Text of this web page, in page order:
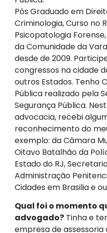
Pós Graduado em
Criminologia, Curso no
Psicopatologia
da Comunidade da
desde de 2009.
congressos na cidade
outros Estados. Tenho
Pública realizado pela
Segurança Pública.
advocacia, recebi
reconhecimento do
exemplo: da Câmara
Oitavo Batalhão da
Estado do RJ,
Administração
Cidades em Brasilia e
Qual foi o momento
advogado? Tinha e
empresa de